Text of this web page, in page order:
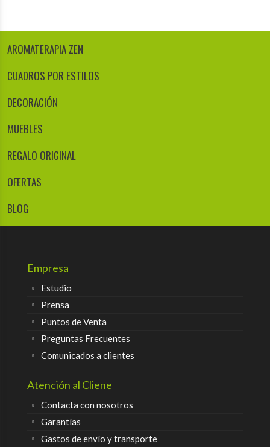
AROMATERAPIA ZEN
CUADROS POR ESTILOS
DECORACIÓN
MUEBLES
REGALO ORIGINAL
OFERTAS
BLOG
Empresa
Estudio
Prensa
Puntos de Venta
Preguntas Frecuentes
Comunicados a clientes
Atención al Cliene
Contacta con nosotros
Garantías
Gastos de envío y transporte